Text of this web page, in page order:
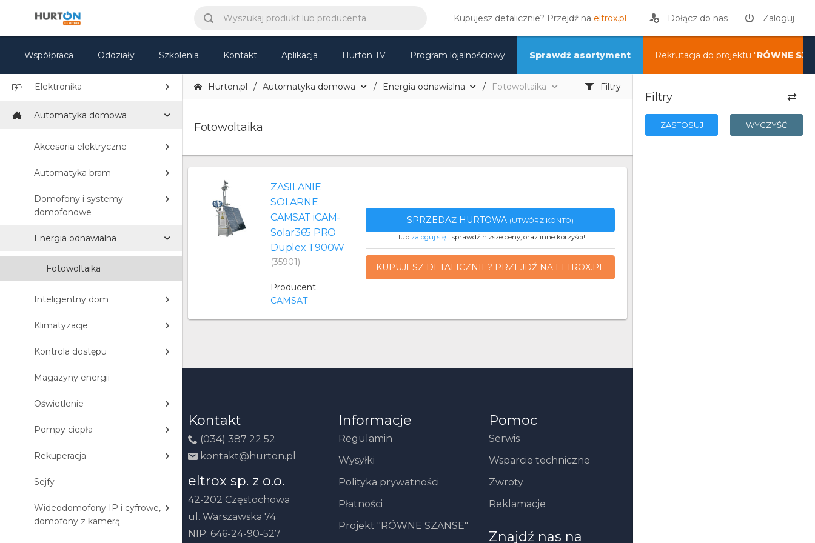
Kupujesz detalicznie? Przejdź na eltrox.pl Dołącz do nas Zaloguj
Współpraca Oddziały Szkolenia Kontakt Aplikacja Hurton TV Program lojalnościowy Sprawdź asortyment Rekrutacja do projektu "RÓWNE
Sprzęt IT
Elektronika
Automatyka domowa
Akcesoria elektryczne
Automatyka bram
Domofony i systemy
domofonowe
Energia odnawialna
Fotowoltaika
Inteligentny dom
Klimatyzacje
Kontrola dostępu
Magazyny energii
Oświetlenie
Pompy ciepła
Rekuperacja
Sejfy
Wideodomofony IP i cyfrowe,
domofony z kamerą
Hurton.pl Automatyka domowa Energia odnawialna Fotowoltaika Filtry
Fotowoltaika
ZASILANIE
SOLARNE
CAMSAT iCAM-
Solar365 PRO
Duplex T900W
(35901)
Producent
CAMSAT
SPRZEDAŻ HURTOWA (UTWÓRZ KONTO)
..lub zaloguj sięi sprawdź niższe ceny, oraz inne korzyści!
KUPUJESZ DETALICZNIE? PRZEJDŹ NA ELTROX.PL
Kontakt
(034) 387 22 52
kontakt@hurton.pl
eltrox sp. z o.o.
42-202 Częstochowa
ul. Warszawska 74
NIP: 646-24-90-527
Informacje
Regulamin
Wysyłki
Polityka prywatności
Płatności
Projekt "RÓWNE SZANSE"
Pomoc
Serwis
Wsparcie techniczne
Zwroty
Reklamacje
Znajdź nas na
Filtry
ZASTOSUJ WYCZYŚĆ